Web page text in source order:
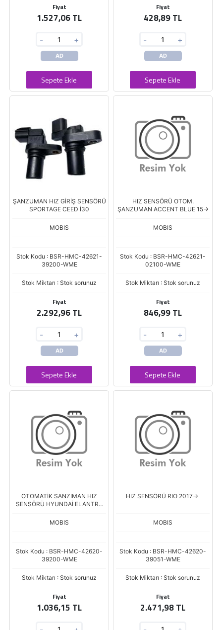
Fiyat
1.527,06 TL
- +
AD
Sepete Ekle
Fiyat
428,89 TL
- +
AD
Sepete Ekle
ŞANZUMAN HIZ GİRİŞ SENSÖRÜ
SPORTAGE CEED İ30
MOBIS
Stok Kodu : BSR-HMC-42621-
39200-WME
Stok Miktarı : Stok sorunuz
Fiyat
2.292,96 TL
- +
AD
Sepete Ekle
HIZ SENSÖRÜ OTOM.
ŞANZUMAN ACCENT BLUE 15->
MOBIS
Stok Kodu : BSR-HMC-42621-
02100-WME
Stok Miktarı : Stok sorunuz
Fiyat
846,99 TL
- +
AD
Sepete Ekle
OTOMATİK SANZIMAN HIZ
SENSÖRÜ HYUNDAİ ELANTRA
MOBIS
Stok Kodu : BSR-HMC-42620-
39200-WME
Stok Miktarı : Stok sorunuz
Fiyat
1.036,15 TL
HIZ SENSÖRÜ RIO 2017->
MOBIS
Stok Kodu : BSR-HMC-42620-
39051-WME
Stok Miktarı : Stok sorunuz
Fiyat
2.471,98 TL